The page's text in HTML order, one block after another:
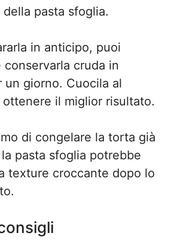
pasta sfoglia.
in anticipo, puoi
conservarla cruda in
giorno. Cuocila al
il miglior risultato.
di congelare la torta già
pasta sfoglia potrebbe
texture croccante dopo lo